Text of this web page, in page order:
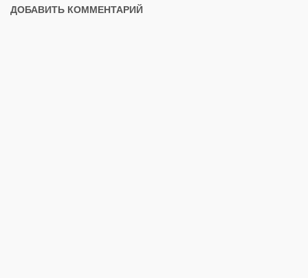
ДОБАВИТЬ КОММЕНТАРИЙ